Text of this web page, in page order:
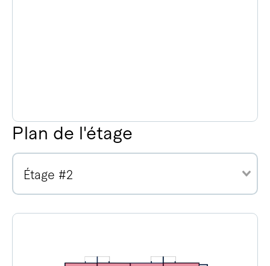
Plan de l'étage
Étage #2